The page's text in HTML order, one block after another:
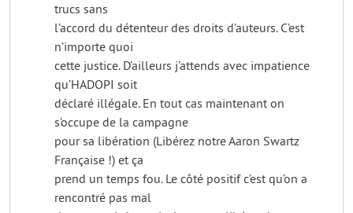
trucs sans
l’accord du détenteur des droits d’auteurs. C’est
n’importe quoi
cette justice. D’ailleurs j’attends avec impatience
qu’HADOPI soit
déclaré illégale. En tout cas maintenant on
s’occupe de la campagne
pour sa libération (Libérez notre Aaron Swartz
Française !) et ça
prend un temps fou. Le côté positif c’est qu’on a
rencontré pas mal